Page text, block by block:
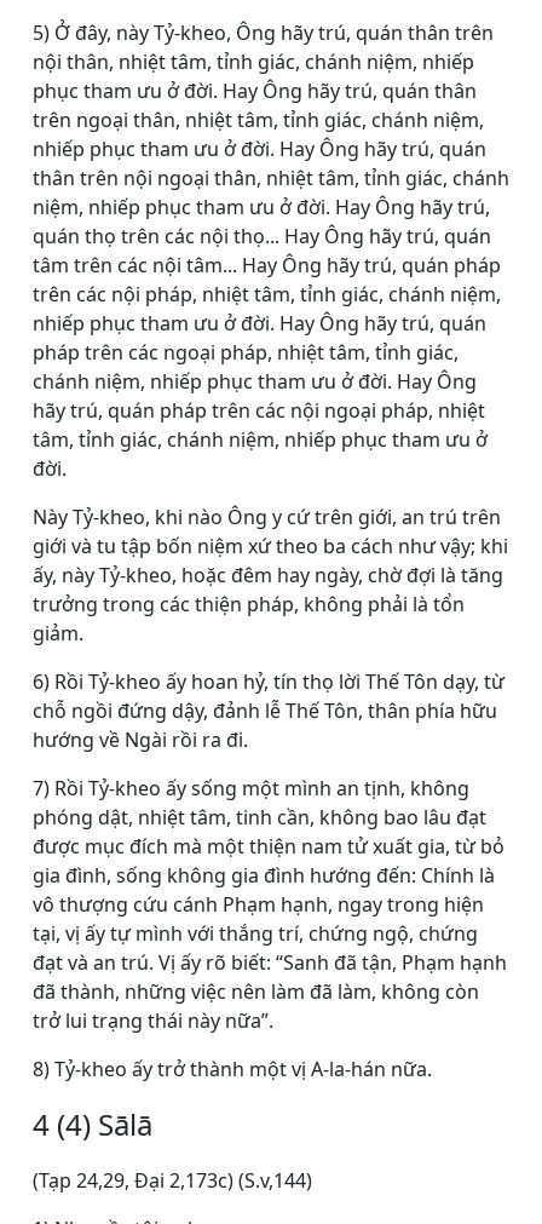
5) Ở đây, này Tỷ-kheo, Ông hãy trú, quán thân trên
nội thân, nhiệt tâm, tỉnh giác, chánh niệm, nhiếp
phục tham ưu ở đời. Hay Ông hãy trú, quán thân
trên ngoại thân, nhiệt tâm, tỉnh giác, chánh niệm,
nhiếp phục tham ưu ở đời. Hay Ông hãy trú, quán
thân trên nội ngoại thân, nhiệt tâm, tỉnh giác, chánh
niệm, nhiếp phục tham ưu ở đời. Hay Ông hãy trú,
quán thọ trên các nội thọ... Hay Ông hãy trú, quán
tâm trên các nội tâm... Hay Ông hãy trú, quán pháp
trên các nội pháp, nhiệt tâm, tỉnh giác, chánh niệm,
nhiếp phục tham ưu ở đời. Hay Ông hãy trú, quán
pháp trên các ngoại pháp, nhiệt tâm, tỉnh giác,
chánh niệm, nhiếp phục tham ưu ở đời. Hay Ông
hãy trú, quán pháp trên các nội ngoại pháp, nhiệt
tâm, tỉnh giác, chánh niệm, nhiếp phục tham ưu ở
đời.
Này Tỷ-kheo, khi nào Ông y cứ trên giới, an trú trên
giới và tu tập bốn niệm xứ theo ba cách như vậy; khi
ấy, này Tỷ-kheo, hoặc đêm hay ngày, chờ đợi là tăng
trưởng trong các thiện pháp, không phải là tổn
giảm.
6) Rồi Tỷ-kheo ấy hoan hỷ, tín thọ lời Thế Tôn dạy, từ
chỗ ngồi đứng dậy, đảnh lễ Thế Tôn, thân phía hữu
hướng về Ngài rồi ra đi.
7) Rồi Tỷ-kheo ấy sống một mình an tịnh, không
phóng dật, nhiệt tâm, tinh cần, không bao lâu đạt
được mục đích mà một thiện nam tử xuất gia, từ bỏ
gia đình, sống không gia đình hướng đến: Chính là
vô thượng cứu cánh Phạm hạnh, ngay trong hiện
tại, vị ấy tự mình với thắng trí, chứng ngộ, chứng
đạt và an trú. Vị ấy rõ biết: “Sanh đã tận, Phạm hạnh
đã thành, những việc nên làm đã làm, không còn
trở lui trạng thái này nữa”.
8) Tỷ-kheo ấy trở thành một vị A-la-hán nữa.
4 (4) Sālā
(Tạp 24,29, Ðại 2,173c) (S.v,144)